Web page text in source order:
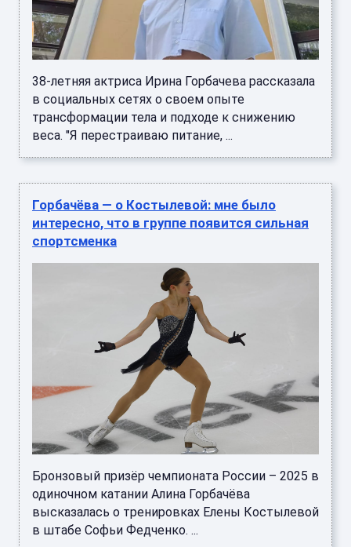
38-летняя актриса Ирина Горбачева рассказала
в социальных сетях о своем опыте
трансформации тела и подходе к снижению
веса. "Я перестраиваю питание, ...
Горбачёва — о Костылевой: мне было
интересно, что в группе появится сильная
спортсменка
Бронзовый призёр чемпионата России – 2025 в
одиночном катании Алина Горбачёва
высказалась о тренировках Елены Костылевой
в штабе Софьи Федченко. ...